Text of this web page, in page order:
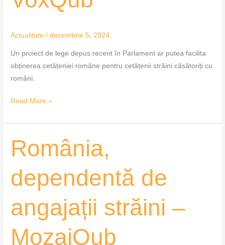
Actualitate /decembrie 5, 2024
Un proiect de lege depus recent în Parlament ar putea facilita
obținerea cetățeniei române pentru cetățenii străini căsătoriți cu
români.
Read More »
România,
dependentă de
angajații străini –
MozaiQub
România,
dependentă
angajații
–
MozaiQub